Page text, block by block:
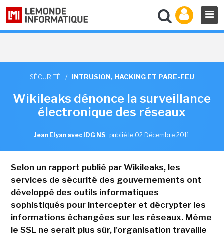
SÉCURITÉ / INTRUSION, HACKING ET PARE-FEU
Wikileaks dénonce la surveillance
électronique des réseaux
Jean Elyan avec IDG NS , publié le 02 Décembre 2011
Selon un rapport publié par Wikileaks, les
services de sécurité des gouvernements ont
développé des outils informatiques
sophistiqués pour intercepter et décrypter les
informations échangées sur les réseaux. Même
le SSL ne serait plus sûr, l'organisation travaille